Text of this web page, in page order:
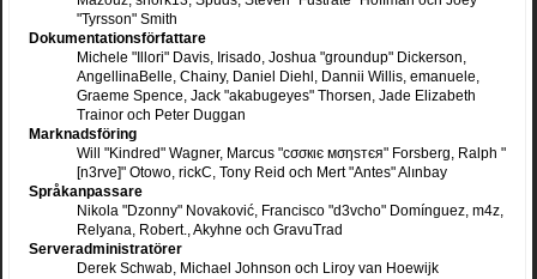
"Tyrsson" Smith
Dokumentationsförfattare
Michele "Illori" Davis, Irisado, Joshua "groundup" Dickerson,
AngellinaBelle, Chainy, Daniel Diehl, Dannii Willis, emanuele,
Graeme Spence, Jack "akabugeyes" Thorsen, Jade Elizabeth
Trainor och Peter Duggan
Marknadsföring
Will "Kindred" Wagner, Marcus "cσσкιє мσηѕтєя" Forsberg, Ralph "
[n3rve]" Otowo, rickC, Tony Reid och Mert "Antes" Alınbay
Språkanpassare
Nikola "Dzonny" Novaković, Francisco "d3vcho" Domínguez, m4z,
Relyana, Robert., Akyhne och GravuTrad
Serveradministratörer
Derek Schwab, Michael Johnson och Liroy van Hoewijk